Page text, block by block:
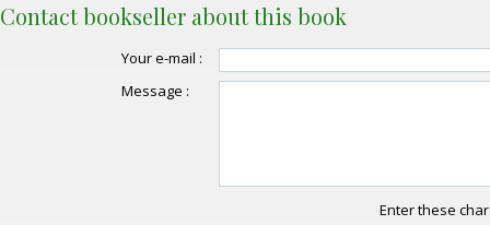
Contact bookseller about this book
Your e-mail :
Message :
Enter these